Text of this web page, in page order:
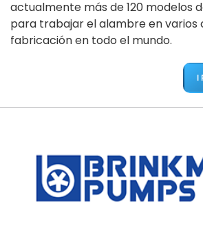
actualmente más de 120 modelos
para trabajar el alambre en varios
fabricación en todo el mundo.